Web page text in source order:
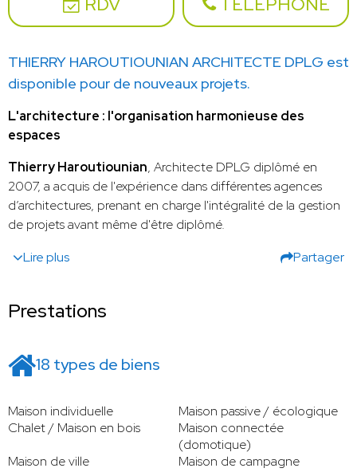
RDV TÉLÉPHONE
THIERRY HAROUTIOUNIAN ARCHITECTE DPLG est
disponible pour de nouveaux projets.
L'architecture : l'organisation harmonieuse des
espaces
Thierry Haroutiounian, Architecte DPLG diplômé en
2007, a acquis de l'expérience dans différentes agences
d’architectures, prenant en charge l'intégralité de la gestion
de projets avant même d'être diplômé.
Lire plus
Partager
Prestations
18 types de biens
Maison individuelle
Maison passive / écologique
Chalet / Maison en bois
Maison connectée
(domotique)
Maison de ville
Maison de campagne